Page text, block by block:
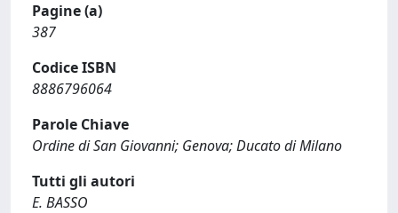
Pagine (a)
387
Codice ISBN
8886796064
Parole Chiave
Ordine di San Giovanni; Genova; Ducato di Milano
Tutti gli autori
E. BASSO